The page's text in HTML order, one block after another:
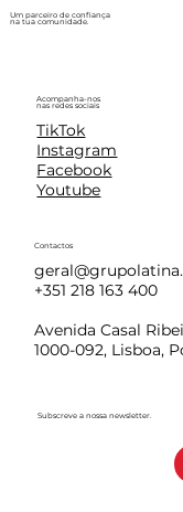
Um parceiro de confiança
na tua comunidade.
Acompanha-nos
nas redes sociais
TikTok
Instagram
Facebook
Youtube
Contactos
+351 218 163 400
Avenida Casal
1000-092, Lisboa,
Subscreve a nossa newsletter.